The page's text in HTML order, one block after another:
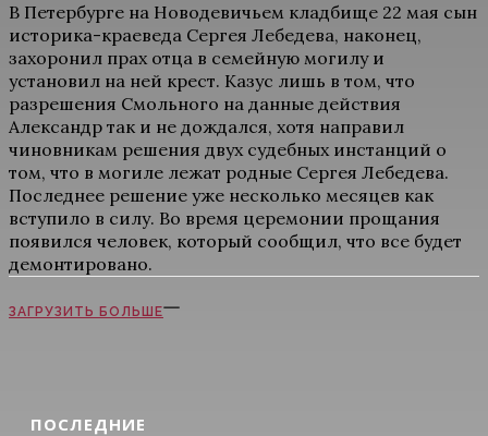
ПОСЛЕДНИЕ
В Петербурге на Новодевичьем кладбище 22 мая сын
историка-краеведа Сергея Лебедева, наконец,
захоронил прах отца в семейную могилу и
установил на ней крест. Казус лишь в том, что
разрешения Смольного на данные действия
Александр так и не дождался, хотя направил
чиновникам решения двух судебных инстанций о
том, что в могиле лежат родные Сергея Лебедева.
Последнее решение уже несколько месяцев как
вступило в силу. Во время церемонии прощания
появился человек, который сообщил, что все будет
демонтировано.
ЗАГРУЗИТЬ БОЛЬШЕ